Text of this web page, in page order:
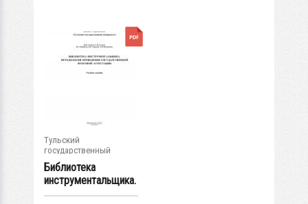
Тульский
государственный
университет
Библиотека
инструментальщика.
Методология...